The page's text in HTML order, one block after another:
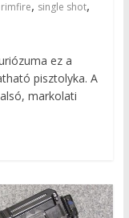
rimfire, single shot,
ez a
pisztolyka. A
markolati